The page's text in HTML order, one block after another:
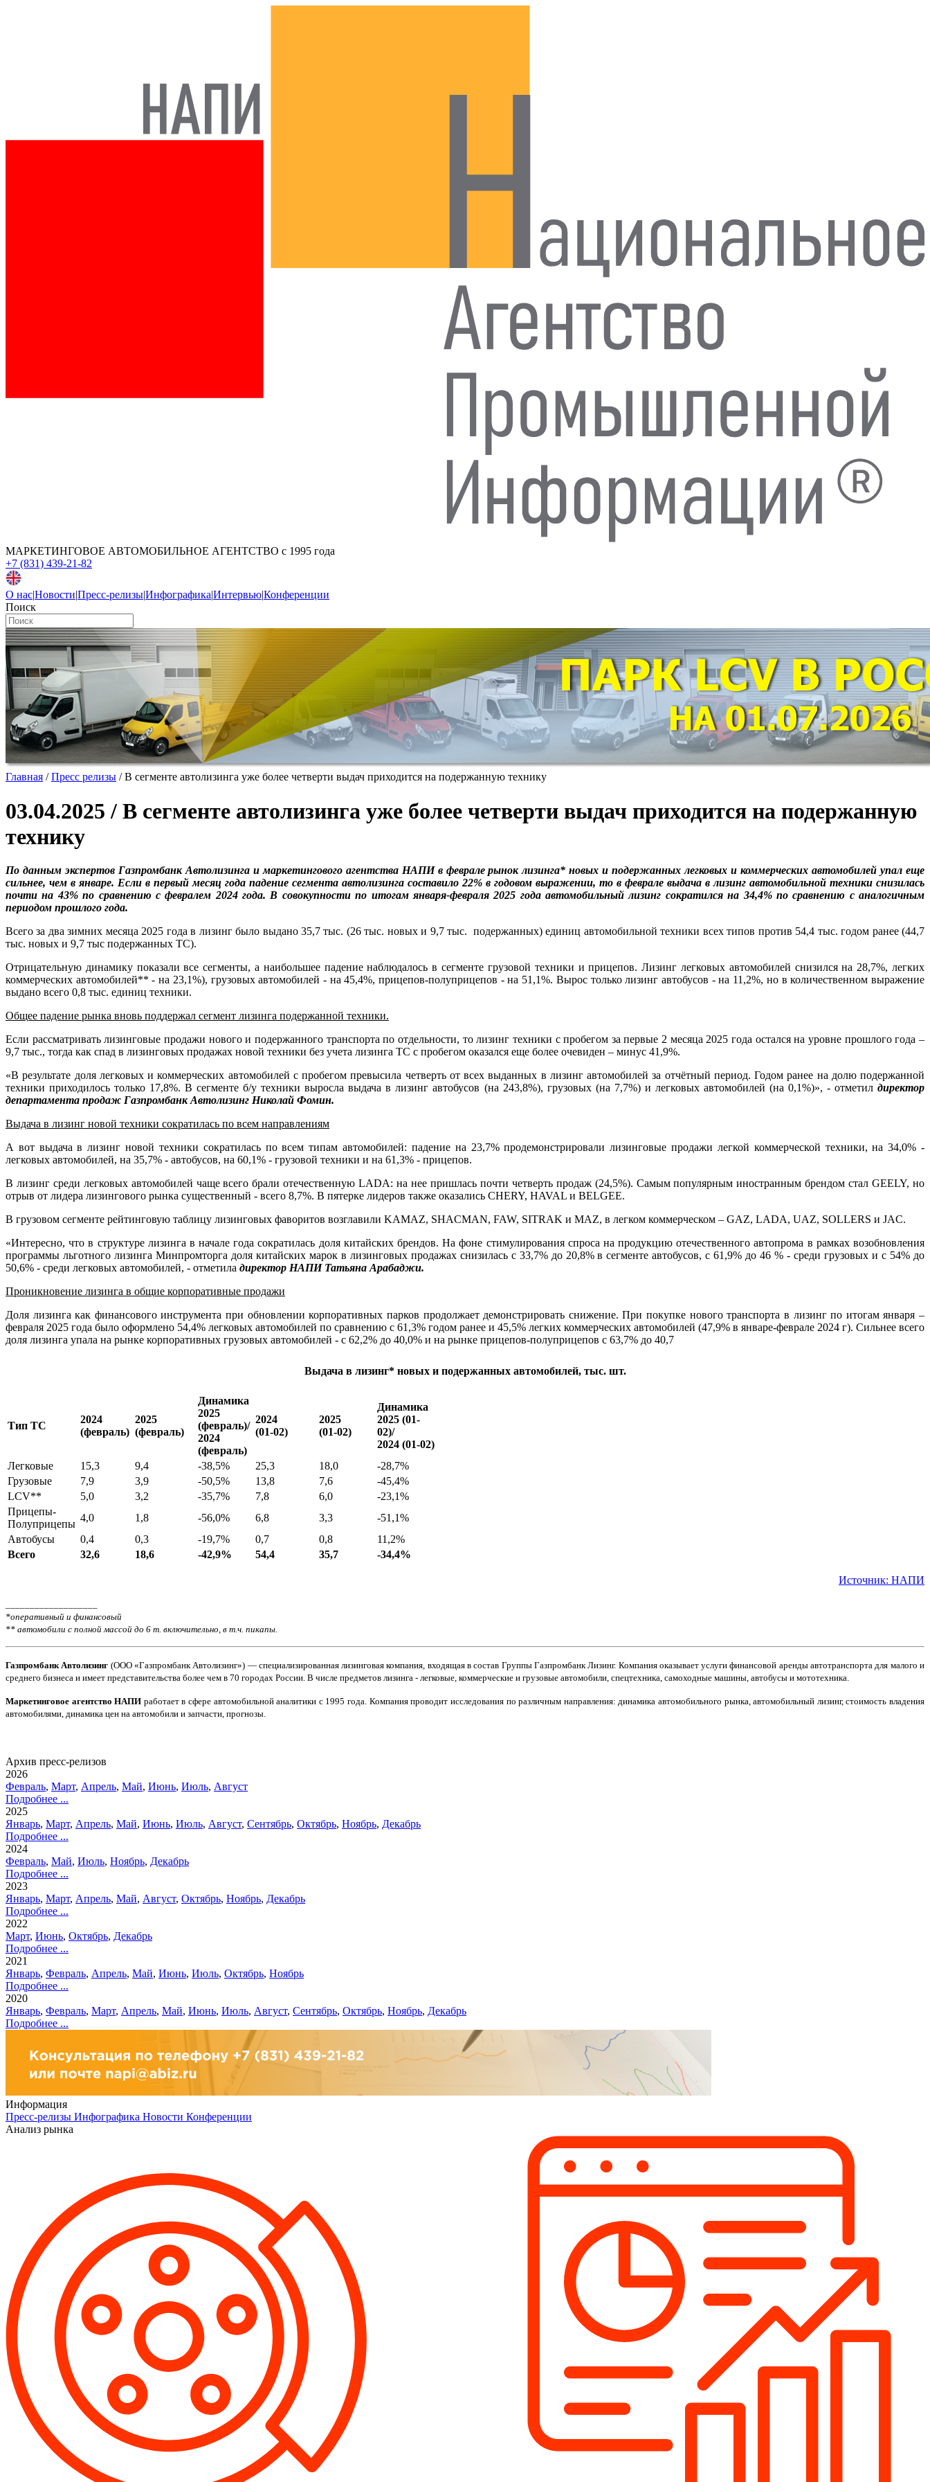
МАРКЕТИНГОВОЕ АВТОМОБИЛЬНОЕ АГЕНТСТВО с 1995 года
+7 (831) 439-21-82
О нас|Новости|Пресс-релизы|Инфографика|Интервью|Конференции
Поиск
Главная /Пресс релизы /В сегменте автолизинга уже более четверти выдач приходится на подержанную технику
03.04.2025 / В сегменте автолизинга уже более четверти выдач приходится на подержанную
технику
По данным экспертов Газпромбанк Автолизинга и маркетингового агентства НАПИ в феврале рынок лизинга* новых и подержанных легковых и коммерческих автомобилей упал еще
сильнее, чем в январе. Если в первый месяц года падение сегмента автолизинга составило 22% в годовом выражении, то в феврале выдача в лизинг автомобильной техники снизилась
почти на 43% по сравнению с февралем 2024 года. В совокупности по итогам января-февраля 2025 года автомобильный лизинг сократился на 34,4% по сравнению с аналогичным
периодом прошлого года.
Всего за два зимних месяца 2025 года в лизинг было выдано 35,7 тыс. (26 тыс. новых и 9,7 тыс. подержанных) единиц автомобильной техники всех типов против 54,4 тыс. годом ранее (44,7
тыс. новых и 9,7 тыс подержанных ТС).
Отрицательную динамику показали все сегменты, а наибольшее падение наблюдалось в сегменте грузовой техники и прицепов. Лизинг легковых автомобилей снизился на 28,7%, легких
коммерческих автомобилей** - на 23,1%), грузовых автомобилей - на 45,4%, прицепов-полуприцепов - на 51,1%. Вырос только лизинг автобусов - на 11,2%, но в количественном выражение
выдано всего 0,8 тыс. единиц техники.
Общее падение рынка вновь поддержал сегмент лизинга подержанной техники.
Если рассматривать лизинговые продажи нового и подержанного транспорта по отдельности, то лизинг техники с пробегом за первые 2 месяца 2025 года остался на уровне прошлого года –
9,7 тыс., тогда как спад в лизинговых продажах новой техники без учета лизинга ТС с пробегом оказался еще более очевиден – минус 41,9%.
«В результате доля легковых и коммерческих автомобилей с пробегом превысила четверть от всех выданных в лизинг автомобилей за отчётный период. Годом ранее на долю подержанной
техники приходилось только 17,8%. В сегменте б/у техники выросла выдача в лизинг автобусов (на 243,8%), грузовых (на 7,7%) и легковых автомобилей (на 0,1%)», - отметил директор
департамента продаж Газпромбанк Автолизинг Николай Фомин.
Выдача в лизинг новой техники сократилась по всем направлениям
А вот выдача в лизинг новой техники сократилась по всем типам автомобилей: падение на 23,7% продемонстрировали лизинговые продажи легкой коммерческой техники, на 34,0% -
легковых автомобилей, на 35,7% - автобусов, на 60,1% - грузовой техники и на 61,3% - прицепов.
В лизинг среди легковых автомобилей чаще всего брали отечественную LADA: на нее пришлась почти четверть продаж (24,5%). Самым популярным иностранным брендом стал GEELY, но
отрыв от лидера лизингового рынка существенный - всего 8,7%. В пятерке лидеров также оказались CHERY, HAVAL и BELGEE.
В грузовом сегменте рейтинговую таблицу лизинговых фаворитов возглавили KAMAZ, SHACMAN, FAW, SITRAK и MAZ, в легком коммерческом – GAZ, LADA, UAZ, SOLLERS и JAC.
«Интересно, что в структуре лизинга в начале года сократилась доля китайских брендов. На фоне стимулирования спроса на продукцию отечественного автопрома в рамках возобновления
программы льготного лизинга Минпромторга доля китайских марок в лизинговых продажах снизилась с 33,7% до 20,8% в сегменте автобусов, с 61,9% до 46 % - среди грузовых и с 54% до
50,6% - среди легковых автомобилей, - отметила директор НАПИ Татьяна Арабаджи.
Проникновение лизинга в общие корпоративные продажи
Доля лизинга как финансового инструмента при обновлении корпоративных парков продолжает демонстрировать снижение. При покупке нового транспорта в лизинг по итогам января –
февраля 2025 года было оформлено 54,4% легковых автомобилей по сравнению с 61,3% годом ранее и 45,5% легких коммерческих автомобилей (47,9% в январе-феврале 2024 г). Сильнее всего
доля лизинга упала на рынке корпоративных грузовых автомобилей - с 62,2% до 40,0% и на рынке прицепов-полуприцепов с 63,7% до 40,7
Выдача в лизинг* новых и подержанных автомобилей, тыс. шт.
Тип ТС
2024
(февраль)
2025
(февраль)
Динамика
2025
(февраль)/
2024
(февраль)
2024
(01-02)
2025
(01-02)
Динамика
2025 (01-
02)/
2024 (01-02)
Легковые
15,3 9,4 -38,5% 25,3 18,0
-28,7%
Грузовые
7,9 3,9 -50,5% 13,8 7,6
-45,4%
LCV**
5,0 3,2 -35,7% 7,8 6,0
-23,1%
Прицепы-
Полуприцепы
4,0 1,8 -56,0% 6,8 3,3
-51,1%
Автобусы
0,4 0,3 -19,7% 0,7 0,8
11,2%
Всего
32,6 18,6 -42,9% 54,4 35,7 -34,4%
Источник: НАПИ
*оперативный и финансовый
** автомобили с полной массой до 6 т. включительно, в т.ч. пикапы.
Газпромбанк Автолизинг (ООО «Газпромбанк Автолизинг») — специализированная лизинговая компания, входящая в состав Группы Газпромбанк Лизинг. Компания оказывает услуги финансовой аренды автотранспорта для малого и
среднего бизнеса и имеет представительства более чем в 70 городах России. В числе предметов лизинга - легковые, коммерческие и грузовые автомобили, спецтехника, самоходные машины, автобусы и мототехника.
Маркетинговое агентство НАПИ работает в сфере автомобильной аналитики с 1995 года. Компания проводит исследования по различным направления: динамика автомобильного рынка, автомобильный лизинг, стоимость владения
автомобилями, динамика цен на автомобили и запчасти, прогнозы.
Архив пресс-релизов
2026
Февраль, Март, Апрель, Май, Июнь, Июль, Август
Подробнее ...
2025
Январь, Март, Апрель, Май, Июнь, Июль, Август, Сентябрь, Октябрь, Ноябрь, Декабрь
Подробнее ...
2024
Февраль, Май, Июль, Ноябрь, Декабрь
Подробнее ...
2023
Январь, Март, Апрель, Май, Август, Октябрь, Ноябрь, Декабрь
Подробнее ...
2022
Март, Июнь, Октябрь, Декабрь
Подробнее ...
2021
Январь, Февраль, Апрель, Май, Июнь, Июль, Октябрь, Ноябрь
Подробнее ...
2020
Январь, Февраль, Март, Апрель, Май, Июнь, Июль, Август, Сентябрь, Октябрь, Ноябрь, Декабрь
Подробнее ...
Информация
Пресс-релизы Инфографика Новости Конференции
Анализ рынка